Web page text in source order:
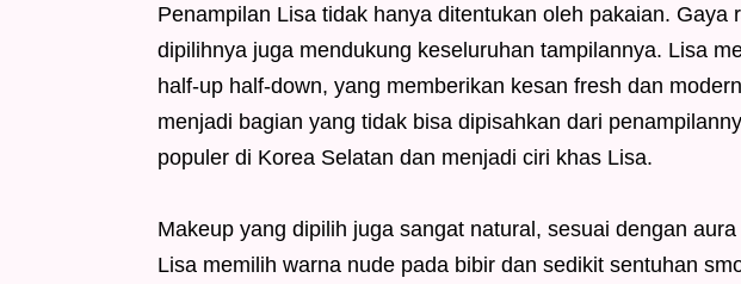
Penampilan Lisa tidak hanya ditentukan oleh pakaian. Gaya
dipilihnya juga mendukung keseluruhan tampilannya. Lisa
half-up half-down, yang memberikan kesan fresh dan
menjadi bagian yang tidak bisa dipisahkan dari
populer di Korea Selatan dan menjadi ciri khas Lisa.
Makeup yang dipilih juga sangat natural, sesuai dengan
Lisa memilih warna nude pada bibir dan sedikit sentuhan